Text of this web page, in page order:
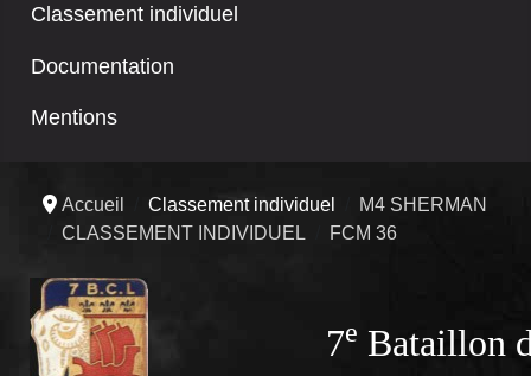
Classement individuel
Documentation
Mentions
Accueil Classement individuel
M4 SHERMAN
CLASSEMENT INDIVIDUEL
FCM 36
7e Bataillon